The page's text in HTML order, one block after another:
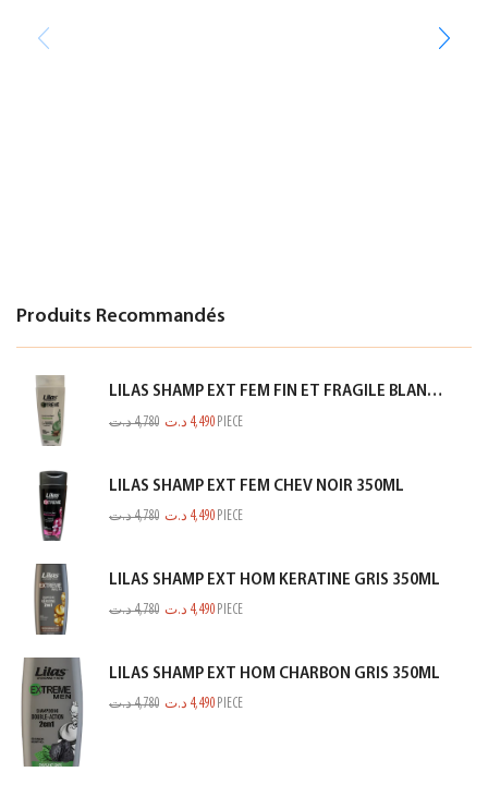
Produits Recommandés
LILAS SHAMP EXT FEM FIN ET FRAGILE BLANC 350ML
4,780د.ت 4,490 د.ت PIECE
LILAS SHAMP EXT FEM CHEV NOIR 350ML
4,780د.ت 4,490 د.ت PIECE
LILAS SHAMP EXT HOM KERATINE GRIS 350ML
4,780د.ت 4,490 د.ت PIECE
LILAS SHAMP EXT HOM CHARBON GRIS 350ML
4,780د.ت 4,490 د.ت PIECE